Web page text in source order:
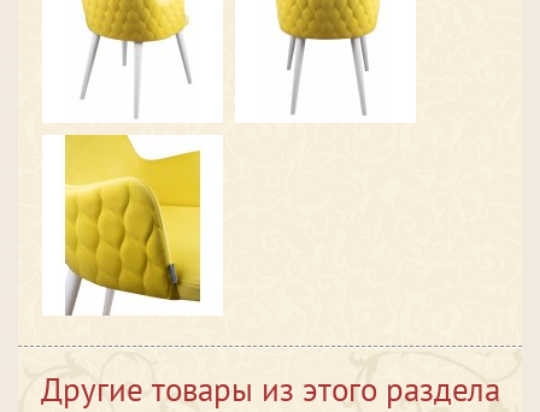
Другие товары из этого раздела